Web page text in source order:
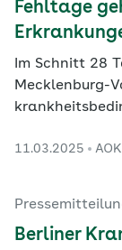
Fehltage
Im Schnitt 28
Mecklenburg-
Fehltage in
11.03.2025
Berliner